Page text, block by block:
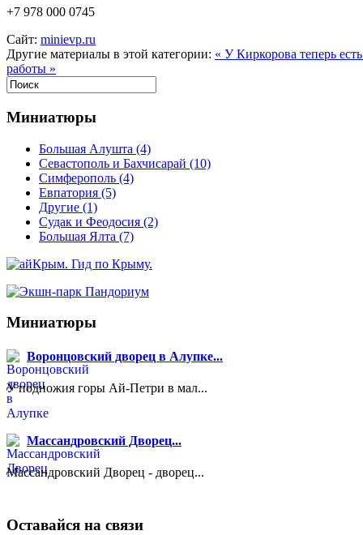
+7 978 000 0745
Сайт: minievp.ru
Другие материалы в этой категории: « У Киркорова теперь
работы »
Миниатюры
Большая Алушта (4)
Севастополь и Бахчисарай (10)
Симферополь (4)
Евпатория (5)
Другие (1)
Судак и Феодосия (2)
Большая Ялта (7)
Миниатюры
Воронцовский дворец в Алупке...
У подножия горы Ай-Петри в мал...
Массандровский Дворец...
Массандровский Дворец - дворец...
Оставайся на связи